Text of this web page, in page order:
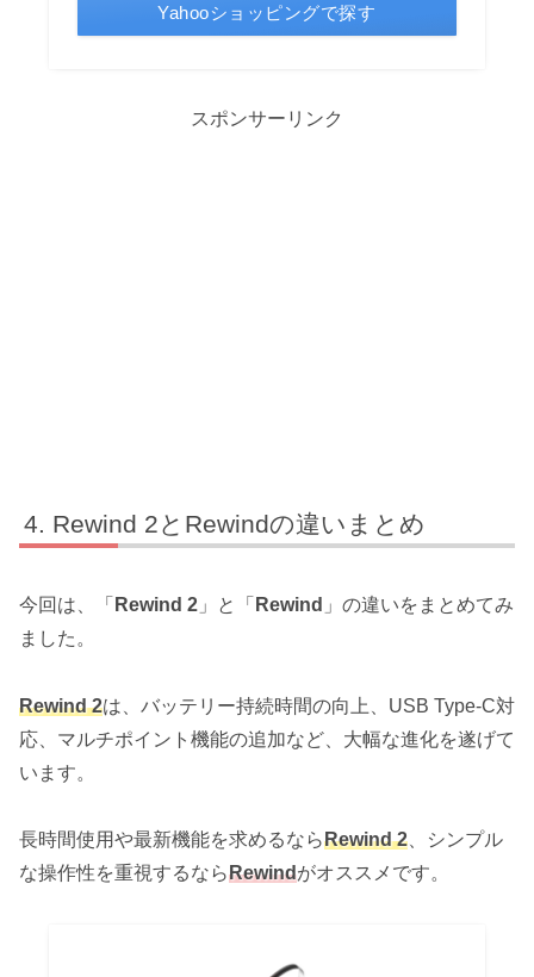
Yahooショッピングで探す
スポンサーリンク
Rewind 2とRewindの違いまとめ
今回は、「 Rewind 2 」と「 Rewind 」の違いをまとめてみ
ました。
Rewind 2は、バッテリー持続時間の向上、USB Type-C対
応、マルチポイント機能の追加など、大幅な進化を遂げて
います。
長時間使用や最新機能を求めるならRewind 2 、シンプル
な操作性を重視するならRewind がオススメです。